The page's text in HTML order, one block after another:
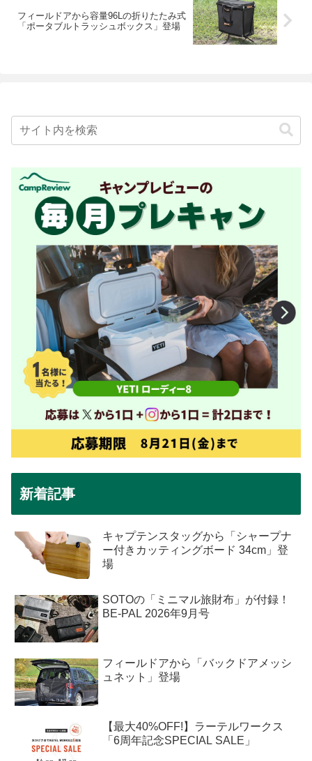
フィールドアから容量96Lの折りたたみ式
「ポータブルトラッシュボックス」登場
新着記事
キャプテンスタッグから「シャープナ
ー付きカッティングボード 34cm」登
場
SOTOの「ミニマル旅財布」が付録！
BE-PAL 2026年9月号
フィールドアから「バックドアメッシ
ュネット」登場
【最大40%OFF!】ラーテルワークス
「6周年記念SPECIAL SALE」